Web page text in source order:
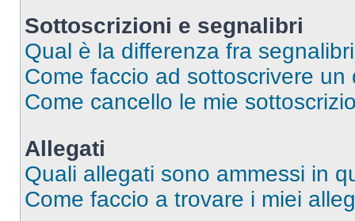
Sottoscrizioni e segnalibri
Qual è la differenza fra
Come faccio ad sottoscrivere
Come cancello le mie
Allegati
Quali allegati sono ammessi in
Come faccio a trovare i miei